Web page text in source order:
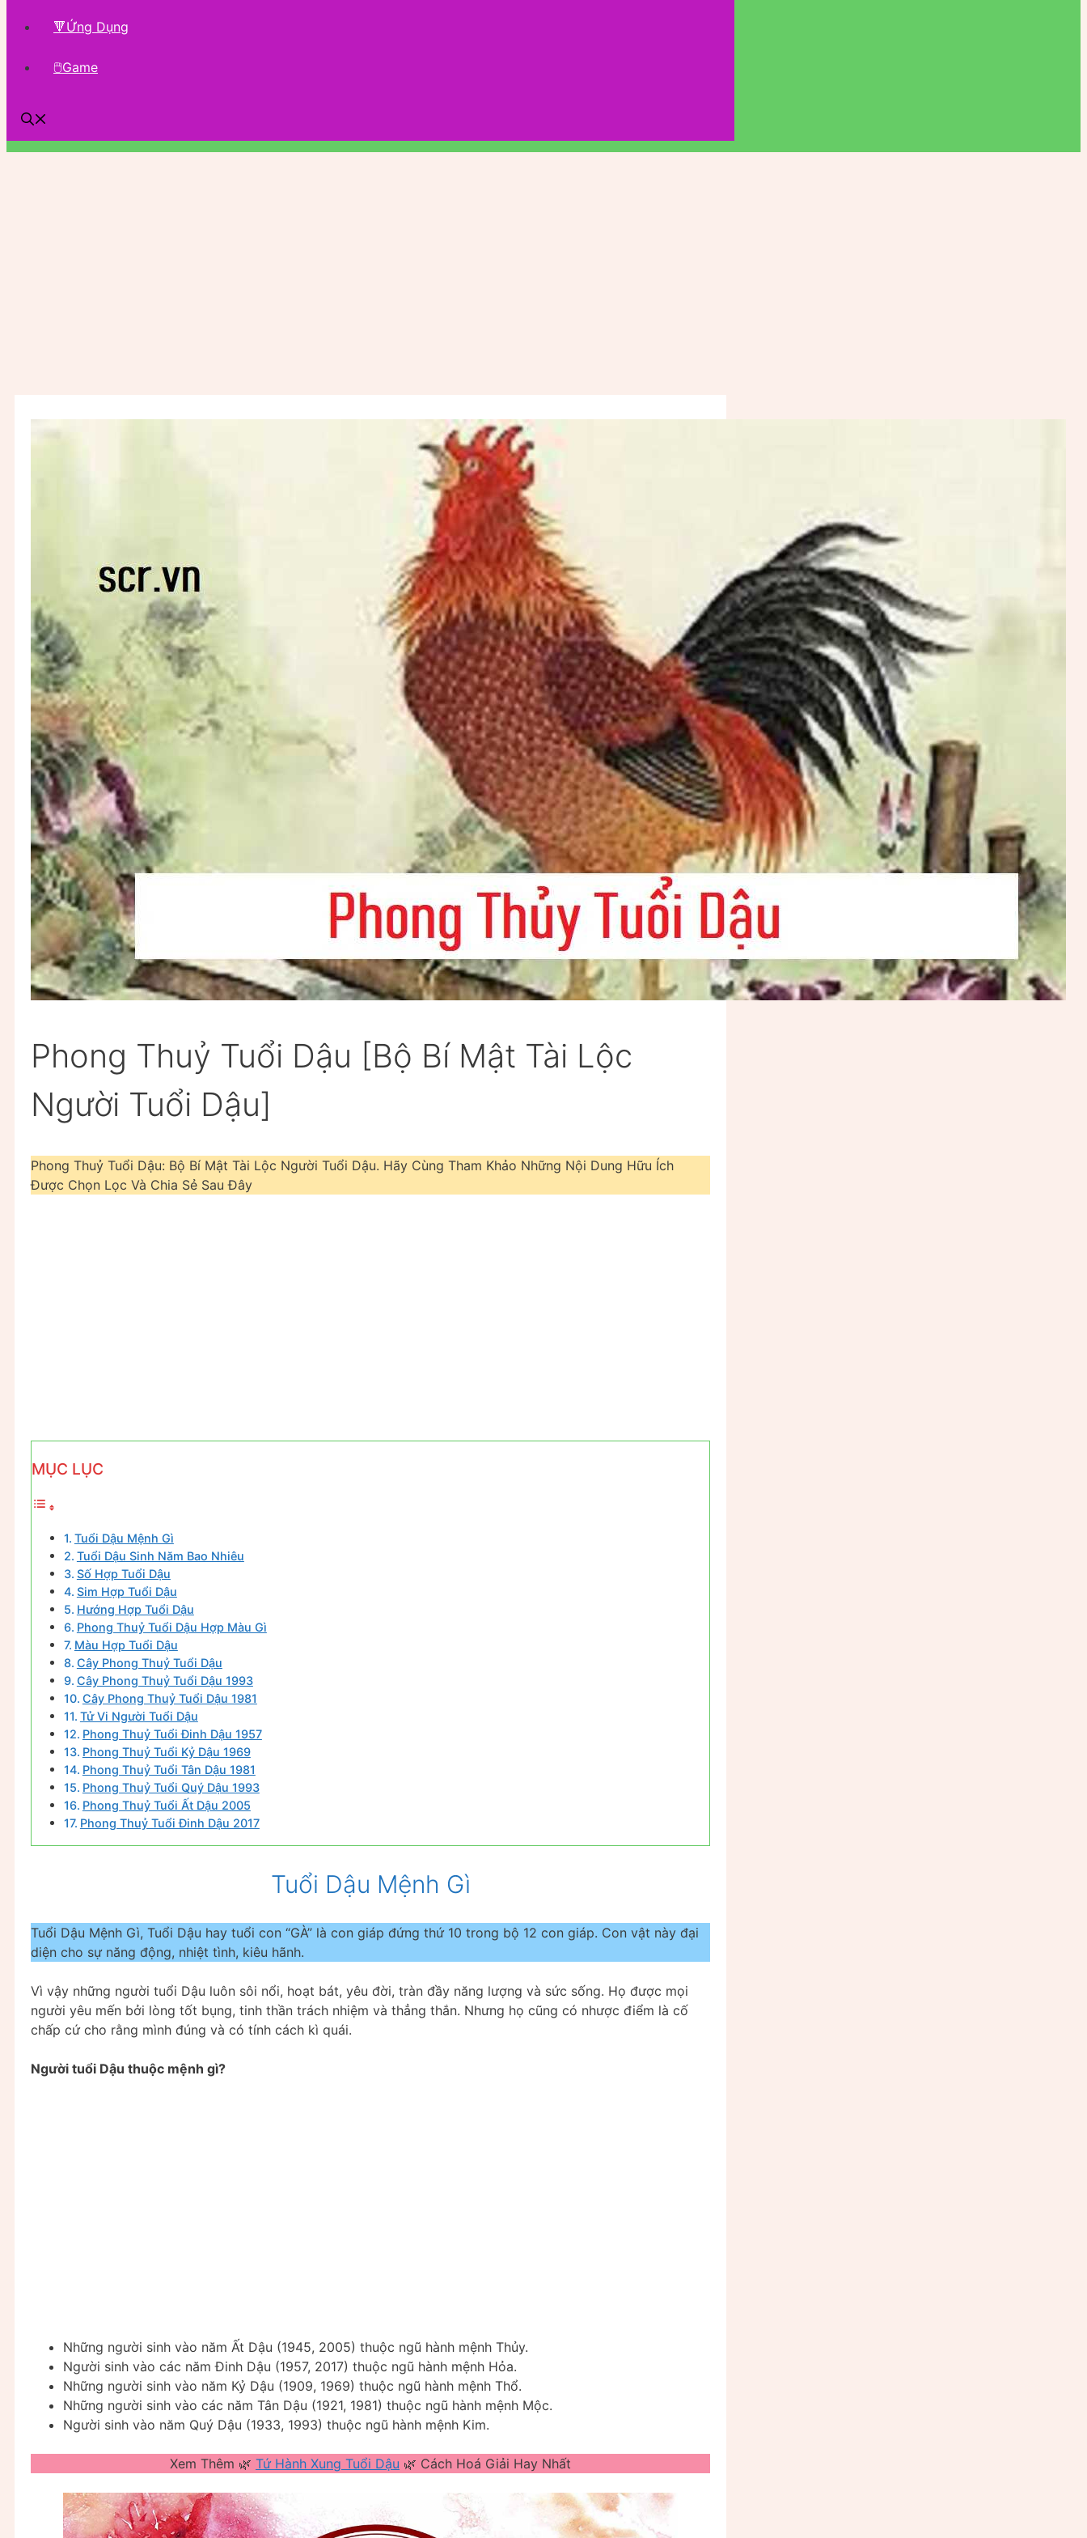
🔻Ứng Dụng
🖱Game
Phong Thuỷ Tuổi Dậu [Bộ Bí Mật Tài Lộc
Người Tuổi Dậu]
Phong Thuỷ Tuổi Dậu: Bộ Bí Mật Tài Lộc Người Tuổi Dậu. Hãy Cùng Tham Khảo Những Nội Dung Hữu Ích
Được Chọn Lọc Và Chia Sẻ Sau Đây
MỤC LỤC
Tuổi Dậu Mệnh Gì
Tuổi Dậu Sinh Năm Bao Nhiêu
Số Hợp Tuổi Dậu
Sim Hợp Tuổi Dậu
Hướng Hợp Tuổi Dậu
Phong Thuỷ Tuổi Dậu Hợp Màu Gì
Màu Hợp Tuổi Dậu
Cây Phong Thuỷ Tuổi Dậu
Cây Phong Thuỷ Tuổi Dậu 1993
Cây Phong Thuỷ Tuổi Dậu 1981
Tử Vi Người Tuổi Dậu
Phong Thuỷ Tuổi Đinh Dậu 1957
Phong Thuỷ Tuổi Kỷ Dậu 1969
Phong Thuỷ Tuổi Tân Dậu 1981
Phong Thuỷ Tuổi Quý Dậu 1993
Phong Thuỷ Tuổi Ất Dậu 2005
Phong Thuỷ Tuổi Đinh Dậu 2017
Tuổi Dậu Mệnh Gì
Tuổi Dậu Mệnh Gì, Tuổi Dậu hay tuổi con “GÀ” là con giáp đứng thứ 10 trong bộ 12 con giáp. Con vật này đại
diện cho sự năng động, nhiệt tình, kiêu hãnh.
Vì vậy những người tuổi Dậu luôn sôi nổi, hoạt bát, yêu đời, tràn đầy năng lượng và sức sống. Họ được mọi
người yêu mến bởi lòng tốt bụng, tinh thần trách nhiệm và thẳng thắn. Nhưng họ cũng có nhược điểm là cố
chấp cứ cho rằng mình đúng và có tính cách kì quái.
Người tuổi Dậu thuộc mệnh gì?
Những người sinh vào năm Ất Dậu (1945, 2005) thuộc ngũ hành mệnh Thủy.
Người sinh vào các năm Đinh Dậu (1957, 2017) thuộc ngũ hành mệnh Hỏa.
Những người sinh vào năm Kỷ Dậu (1909, 1969) thuộc ngũ hành mệnh Thổ.
Những người sinh vào các năm Tân Dậu (1921, 1981) thuộc ngũ hành mệnh Mộc.
Người sinh vào năm Quý Dậu (1933, 1993) thuộc ngũ hành mệnh Kim.
Xem Thêm 🌿 Tứ Hành Xung Tuổi Dậu 🌿 Cách Hoá Giải Hay Nhất